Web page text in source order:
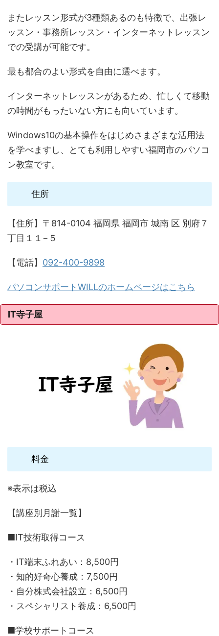
またレッスン形式が3種類あるのも特徴で、出張レ
ッスン・事務所レッスン・インターネットレッスン
での受講が可能です。
最も都合のよい形式を自由に選べます。
インターネットレッスンがあるため、忙しくて移動
の時間がもったいない方にも向いています。
Windows10の基本操作をはじめさまざまな活用法
を学べますし、とても利用しやすい福岡市のパソコ
ン教室です。
住所
【住所】〒814-0104 福岡県 福岡市 城南 区 別府７
丁目１１−５
【電話】 092-400-9898
パソコンサポートWILLのホームページはこちら
IT寺子屋
料金
※表示は税込
【講座別月謝一覧】
■IT技術取得コース
・IT端末ふれあい：8,500円
・知的好奇心養成：7,500円
・自分株式会社設立：6,500円
・スペシャリスト養成：6,500円
■学校サポートコース